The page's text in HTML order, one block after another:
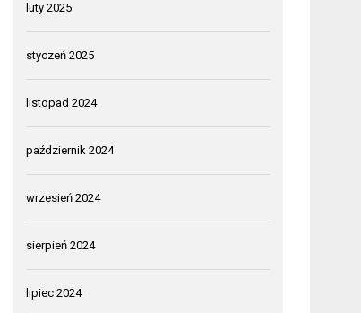
luty 2025
styczeń 2025
listopad 2024
październik 2024
wrzesień 2024
sierpień 2024
lipiec 2024